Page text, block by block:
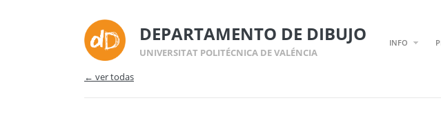
DEPARTAMENTO DE DIBUJO
UNIVERSITAT POLITÉCNICA DE VALÉNCIA
INFO
← ver todas